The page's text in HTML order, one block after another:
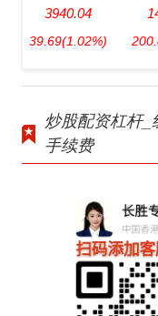
3940.04
39.69(1.02%)
炒股配资杠杆
手续费